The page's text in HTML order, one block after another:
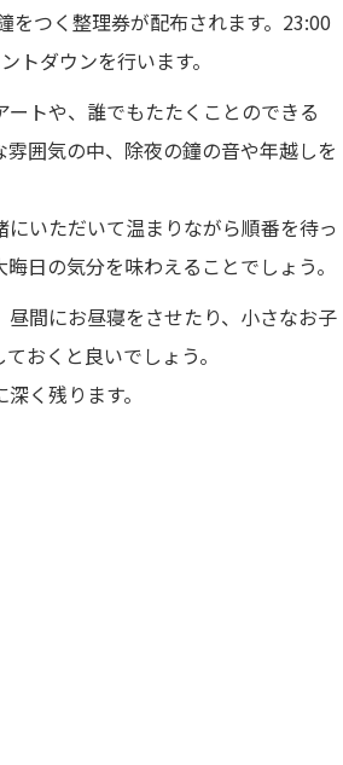
をつく整理券が配布されます。23:00
トダウンを行います。
トや、誰でもたたくことのできる
囲気の中、除夜の鐘の音や年越しを
いただいて温まりながら順番を待っ
日の気分を味わえることでしょう。
間にお昼寝をさせたり、小さなお子
おくと良いでしょう。
く残ります。